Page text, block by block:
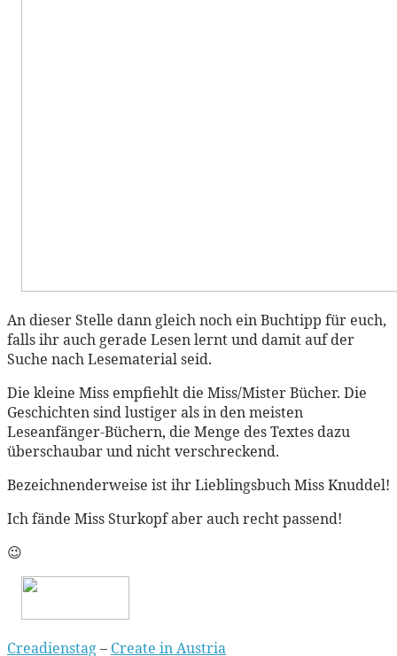
An dieser Stelle dann gleich noch ein Buchtipp für euch,
falls ihr auch gerade Lesen lernt und damit auf der
Suche nach Lesematerial seid.
Die kleine Miss empfiehlt die Miss/Mister Bücher. Die
Geschichten sind lustiger als in den meisten
Leseanfänger-Büchern, die Menge des Textes dazu
überschaubar und nicht verschreckend.
Bezeichnenderweise ist ihr Lieblingsbuch Miss Knuddel!
Ich fände Miss Sturkopf aber auch recht passend!
😉
Creadienstag– Create in Austria